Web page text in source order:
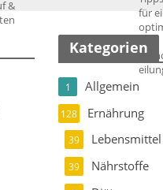
Kategorien
Allgemein
1
Ernährung
128
Lebensmittel
39
Nährstoffe
39